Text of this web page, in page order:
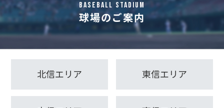
BASEBALL STADIUM
球場のご案内
北信エリア 東信エリア